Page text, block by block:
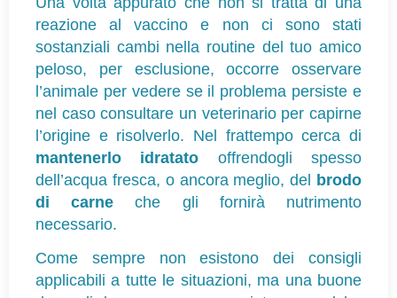
reazione al vaccino e non ci sono stati
sostanziali cambi nella routine del tuo amico
peloso, per esclusione, occorre osservare
l’animale per vedere se il problema persiste e
nel caso consultare un veterinario per capirne
mantenerlo idratato offrendogli spesso
dell’acqua fresca, o ancora meglio, del brodo
di carne che gli fornirà nutrimento
necessario.
Come sempre non esistono dei consigli
applicabili a tutte le situazioni, ma una buone